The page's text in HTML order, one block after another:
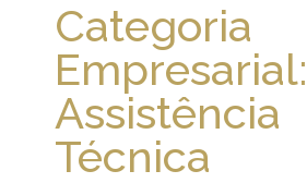
Categoria
Empresarial:
Assistência
Técnica